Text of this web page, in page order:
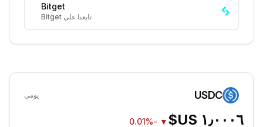
Bitget
تابعنا على Bitget
USDC يومي
▼
-0.01%